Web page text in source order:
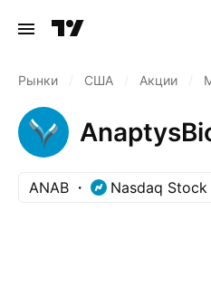
Рынки США Акции
ANAB Nasdaq